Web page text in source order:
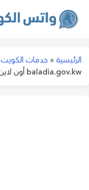
الرئيسية » خدمات الكويت
baladia.gov.kw أون لاين